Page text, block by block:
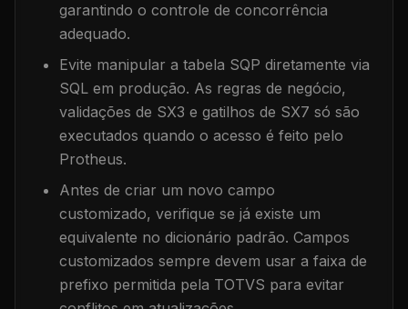
garantindo o controle de concorrência
adequado.
Evite manipular a tabela SQP diretamente via
SQL em produção. As regras de negócio,
validações de SX3 e gatilhos de SX7 só são
executados quando o acesso é feito pelo
Protheus.
Antes de criar um novo campo
customizado, verifique se já existe um
equivalente no dicionário padrão. Campos
customizados sempre devem usar a faixa de
prefixo permitida pela TOTVS para evitar